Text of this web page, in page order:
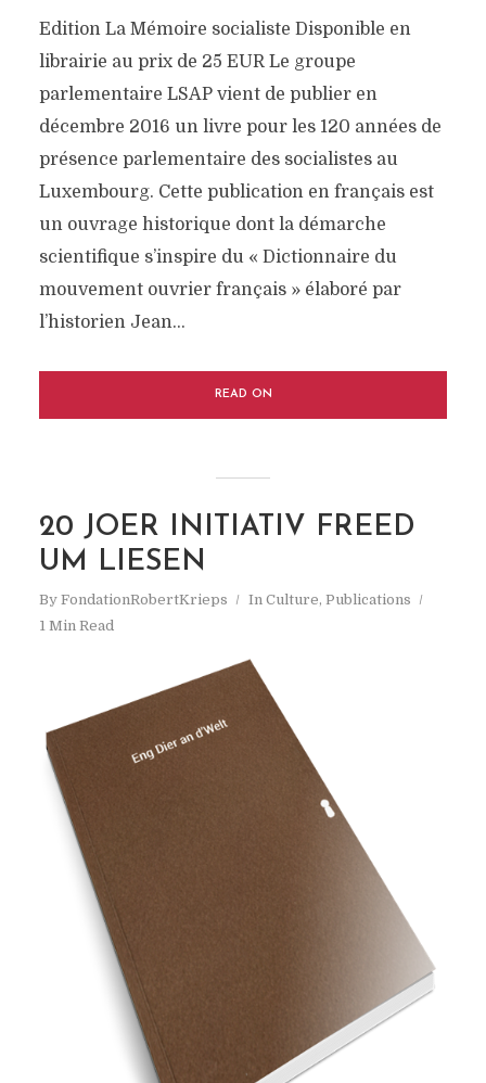
Edition La Mémoire socialiste Disponible en
librairie au prix de 25 EUR Le groupe
parlementaire LSAP vient de publier en
décembre 2016 un livre pour les 120 années de
présence parlementaire des socialistes au
Luxembourg. Cette publication en français est
un ouvrage historique dont la démarche
scientifique s’inspire du « Dictionnaire du
mouvement ouvrier français » élaboré par
l’historien Jean...
READ ON
20 JOER INITIATIV FREED
UM LIESEN
By FondationRobertKrieps In Culture, Publications
1 Min Read